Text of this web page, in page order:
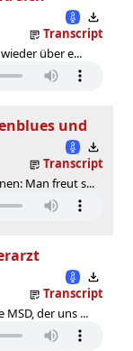
Transcript
über e...
und
Transcript
Man freut s...
Transcript
der uns ...